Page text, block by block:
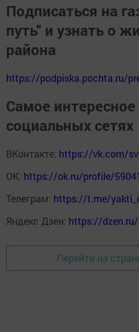
Подписаться на
путь" и узнать о
района
https://podpiska.pochta.ru/
Самое
социальных сетях
ВКонтакте: https://vk.com/
ОК: https://ok.ru/profile/
Телеграм: https://t.me/
Яндекс Дзен: https://
Перейти на